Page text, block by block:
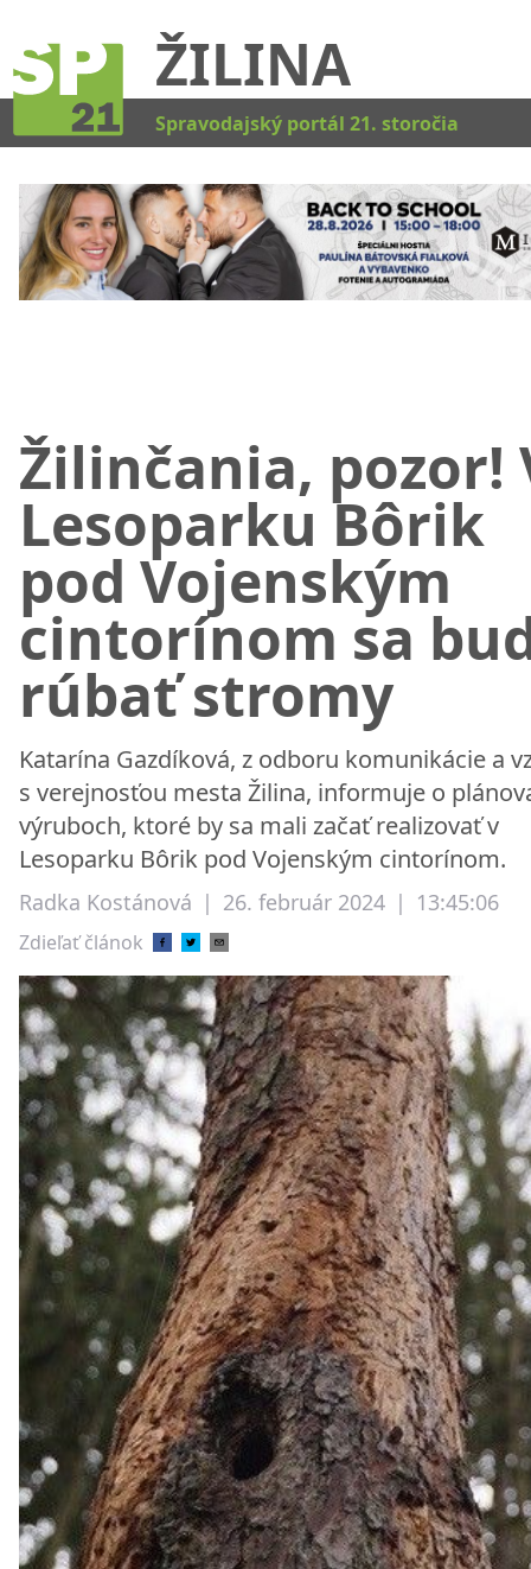
ŽILINA
Spravodajský portál 21. storočia
Žilinčania, pozor!
Lesoparku Bôrik
pod Vojenským
cintorínom sa
rúbať stromy
Katarína Gazdíková, z odboru komunikácie a
s verejnosťou mesta Žilina, informuje o
výruboch, ktoré by sa mali začať realizovať v
Lesoparku Bôrik pod Vojenským cintorínom.
Radka Kostánová | 26. február 2024 | 13:45:06
Zdieľať článok